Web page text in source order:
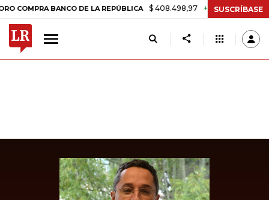
BANCO DE LA REPÚBLICA $ 408.498,97 +$ 8.753,81 +2,19%
SUSCRÍBASE